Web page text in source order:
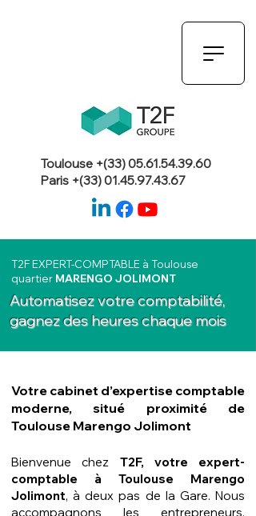
Toulouse +(33)05.61.54.39.60
Paris +(33)01.45.97.43.67
T2F EXPERT-COMPTABLE à Toulouse
quartier MARENGO JOLIMONT
Automatisez votre comptabilité,
gagnez des heures chaque mois
Votre cabinet d’expertise comptable
moderne, situé proximité de
Toulouse Marengo Jolimont
Bienvenue chez T2F, votre expert-
comptable à Toulouse Marengo
Jolimont, à deux pas de la Gare. Nous
accompagnons les entrepreneurs,